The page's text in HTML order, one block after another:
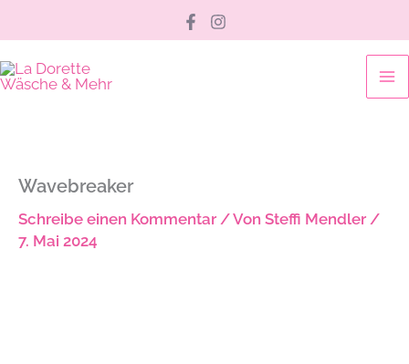
Inhalt
springen
Wavebreaker
Schreibe einen Kommentar / Von Steffi Mendler /
7. Mai 2024